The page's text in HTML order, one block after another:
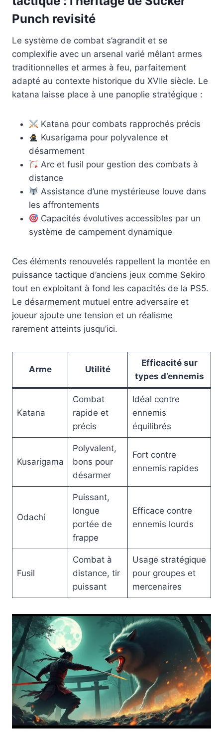
Punch revisité
Le système de combat s’agrandit et se
complexifie avec un arsenal varié mêlant armes
traditionnelles et armes à feu, parfaitement
adapté au contexte historique du XVIIe siècle. Le
katana laisse place à une panoplie stratégique :
Katana pour combats rapprochés précis
Kusarigama pour polyvalence et
désarmement
Arc et fusil pour gestion des combats à
distance
Assistance d’une mystérieuse louve dans
les affrontements
Capacités évolutives accessibles par un
système de campement dynamique
Ces éléments renouvelés rappellent la montée en
puissance tactique d’anciens jeux comme Sekiro
tout en exploitant à fond les capacités de la PS5.
Le désarmement mutuel entre adversaire et
joueur ajoute une tension et un réalisme
rarement atteints jusqu’ici.
Arme Utilité
Efficacité sur
types d’ennemis
Katana
Combat
rapide et
précis
Idéal contre
ennemis
équilibrés
Kusarigama
Polyvalent,
bons pour
désarmer
Fort contre
ennemis rapides
Odachi
Puissant,
longue
portée de
frappe
Efficace contre
ennemis lourds
Fusil
Combat à
distance, tir
puissant
Usage stratégique
pour groupes et
mercenaires